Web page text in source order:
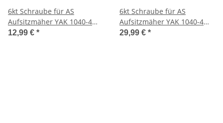
6kt Schraube für AS
Aufsitzmäher YAK 1040-4
WD
12,99 € *
6kt Schraube für AS
Aufsitzmäher YAK 1040-4
WD
29,99 € *